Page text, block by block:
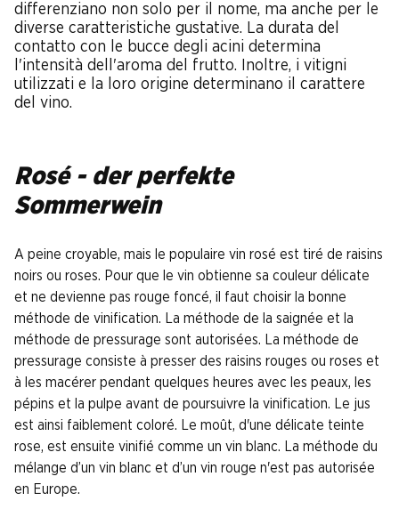
differenziano non solo per il nome, ma anche per le
diverse caratteristiche gustative. La durata del
contatto con le bucce degli acini determina
l'intensità dell'aroma del frutto. Inoltre, i vitigni
utilizzati e la loro origine determinano il carattere
del vino.
Rosé - der perfekte
Sommerwein
A peine croyable, mais le populaire vin rosé est tiré de raisins
noirs ou roses. Pour que le vin obtienne sa couleur délicate
et ne devienne pas rouge foncé, il faut choisir la bonne
méthode de vinification. La méthode de la saignée et la
méthode de pressurage sont autorisées. La méthode de
pressurage consiste à presser des raisins rouges ou roses et
à les macérer pendant quelques heures avec les peaux, les
pépins et la pulpe avant de poursuivre la vinification. Le jus
est ainsi faiblement coloré. Le moût, d'une délicate teinte
rose, est ensuite vinifié comme un vin blanc. La méthode du
mélange d’un vin blanc et d’un vin rouge n'est pas autorisée
en Europe.